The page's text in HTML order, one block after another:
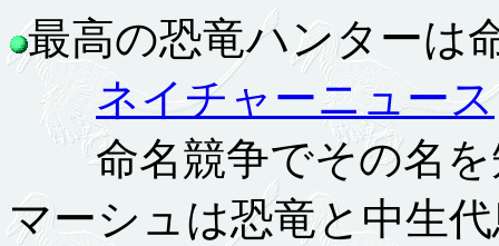
最高の恐竜ハンターは
ネイチャーニュース
命名競争でその名を
マーシュは恐竜と中生